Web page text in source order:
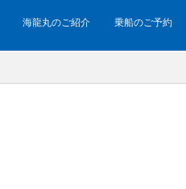
海龍丸のご紹介 乗船のご予約